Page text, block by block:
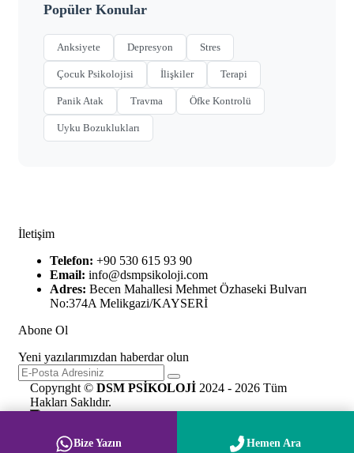
Popüler Konular
Anksiyete Depresyon Stres
Çocuk Psikolojisi İlişkiler Terapi
Panik Atak Travma Öfke Kontrolü
Uyku Bozuklukları
İletişim
Telefon: +90 530 615 93 90
Email: info@dsmpsikoloji.com
Adres: Becen Mahallesi Mehmet Özhaseki Bulvarı
No:374A Melikgazi/KAYSERİ
Abone Ol
Yeni yazılarımızdan haberdar olun
Copyrıght © DSM PSİKOLOJİ 2024 - 2026 Tüm
Hakları Saklıdır.
Bize Yazın Hemen Ara